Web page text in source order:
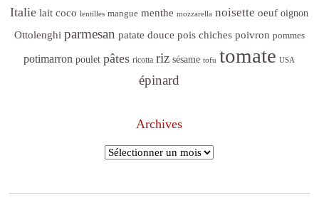
Italie lait coco lentilles mangue menthe mozzarella noisette oeuf oignon
Ottolenghi parmesan patate douce pois chiches poivron pommes
potimarron poulet pâtes ricotta riz sésame tofu tomate USA
épinard
Archives
Archives